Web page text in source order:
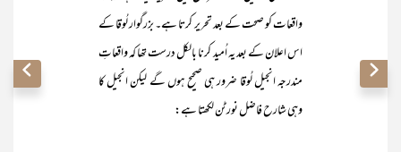
واقعات کو صحت کے بعد تحریر کرتا ہے۔ بزرگوار لُوقا کے
اس اعلان کے بعد یہ اُمید کرنا بالکل درست تھا کہ واقعاتِ
مندرجہ انجیل لُوقا ضرور ہی صحیح ہوں گے لیکن انجیل کا
وہی شارح فاضل نورٹن لکھتا ہے: